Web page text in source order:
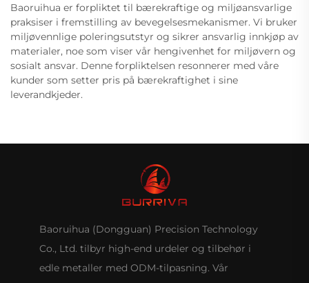
Baoruihua er forpliktet til bærekraftige og miljøansvarlige
praksiser i fremstilling av bevegelsesmekanismer. Vi bruker
miljøvennlige poleringsutstyr og sikrer ansvarlig innkjøp av
materialer, noe som viser vår hengivenhet for miljøvern og
sosialt ansvar. Denne forpliktelsen resonnerer med våre
kunder som setter pris på bærekraftighet i sine
leverandkjeder.
Baoruihua (Dongguan) Precision Technology
Co., Ltd. tilbyr high-end urdeler og tilbehør i
edle metaller med ODM-tilpasning. Vår